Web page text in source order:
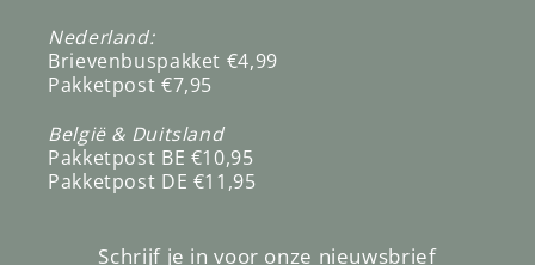
Nederland:
Brievenbuspakket €4,99
Pakketpost €7,95
België & Duitsland
Pakketpost BE €10,95
Pakketpost DE €11,95
Schrijf je in voor onze nieuwsbrief